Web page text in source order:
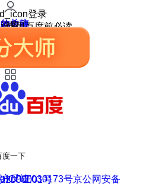
登录
关注
收藏
中心
反馈
设置
使用百度前必读
度一下
反馈
ICP证030173号
号